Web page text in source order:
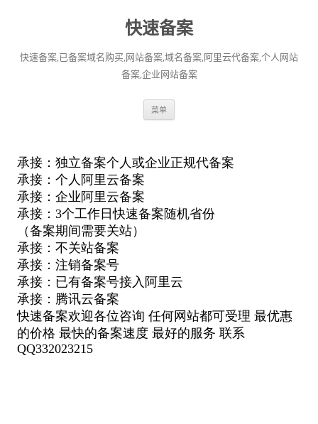
快速备案
快速备案,已备案域名购买,网站备案,域名备案,阿里云代备案,个人网站
备案,企业网站备案
菜单